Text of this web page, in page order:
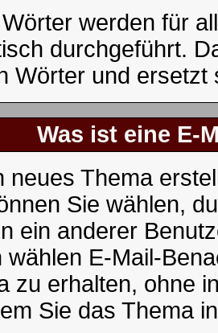
werden für
durchgeführt.
Wörter und ersetzt
Was ist eine E-
neues Thema
Sie wählen,
ein anderer
wählen E-Mail-
zu erhalten, ohne
Sie das Thema